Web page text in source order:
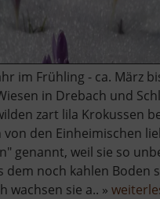
im Frühling - ca. März
in Drebach und
zart lila Krokussen
von den Einheimischen
genannt, weil sie so
dem noch kahlen Boden
wachsen sie a.. »